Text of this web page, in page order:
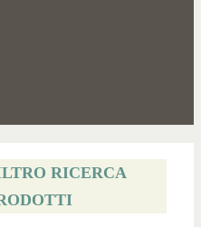
RICERCA